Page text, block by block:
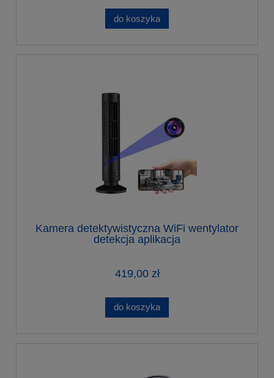
do koszyka
Kamera detektywistyczna WiFi wentylator
detekcja aplikacja
419,00 zł
do koszyka